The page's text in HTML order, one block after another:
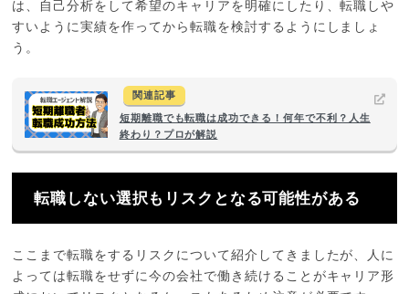
は、自己分析をして希望のキャリアを明確にしたり、転職しや
すいように実績を作ってから転職を検討するようにしましょ
う。
関連記事
短期離職でも転職は成功できる！何年で不利？人生
終わり？プロが解説
転職しない選択もリスクとなる可能性がある
ここまで転職をするリスクについて紹介してきましたが、人に
よっては転職をせずに今の会社で働き続けることがキャリア形